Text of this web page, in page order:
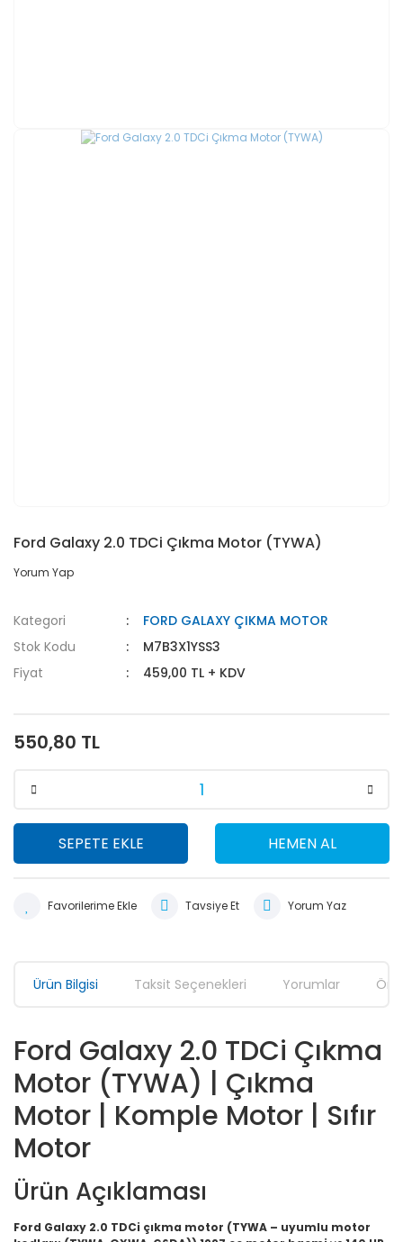
Ford Galaxy 2.0 TDCi Çıkma Motor (TYWA)
Yorum Yap
Kategori
FORD GALAXY ÇIKMA MOTOR
Stok Kodu
M7B3X1YSS3
Fiyat
459,00 TL + KDV
550,80 TL
SEPETE EKLE HEMEN AL
Tavsiye Et Yorum Yaz
Ürün Bilgisi Taksit Seçenekleri Yorumlar
Ford Galaxy 2.0 TDCi Çıkma
Motor (TYWA) | Çıkma
Motor | Komple Motor | Sıfır
Motor
Ürün Açıklaması
Ford Galaxy 2.0 TDCi çıkma motor (TYWA – uyumlu motor